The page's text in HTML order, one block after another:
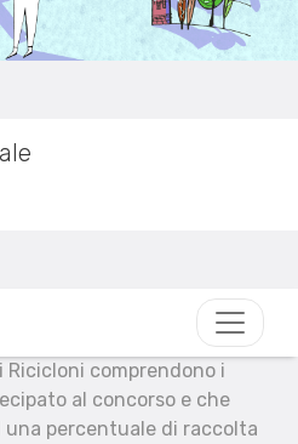
Ricicloni comprendono i
al concorso e che
percentuale di raccolta